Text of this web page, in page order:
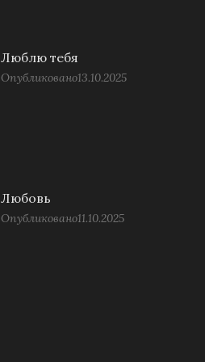
Люблю тебя
Опубликовано13.10.2025
Любовь
Опубликовано11.10.2025